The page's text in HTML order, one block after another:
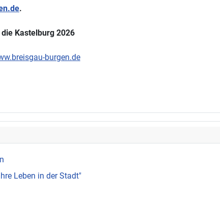
.
Kastelburg 2026
burgen.de
Leben in der Stadt"